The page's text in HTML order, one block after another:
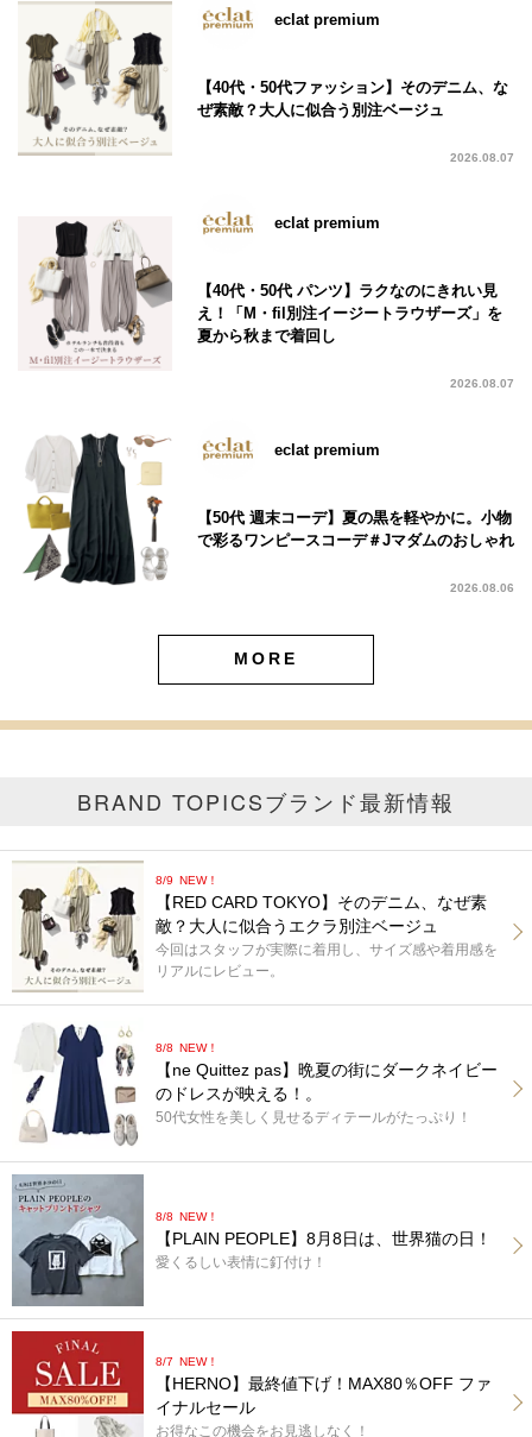
eclat premium
【40代・50代ファッション】そのデニム、な
ぜ素敵？大人に似合う別注ベージュ
2026.08.07
eclat premium
【40代・50代 パンツ】ラクなのにきれい見
え！「M・fil別注イージートラウザーズ」を
夏から秋まで着回し
2026.08.07
eclat premium
【50代 週末コーデ】夏の黒を軽やかに。小物
で彩るワンピースコーデ＃Jマダムのおしゃれ
2026.08.06
MORE
BRAND TOPICSブランド最新情報
8/9 NEW！
【RED CARD TOKYO】そのデニム、なぜ素
敵？大人に似合うエクラ別注ベージュ
今回はスタッフが実際に着用し、サイズ感や着用感を
リアルにレビュー。
8/8 NEW！
【ne Quittez pas】晩夏の街にダークネイビー
のドレスが映える！。
50代女性を美しく見せるディテールがたっぷり！
8/8 NEW！
【PLAIN PEOPLE】8月8日は、世界猫の日！
愛くるしい表情に釘付け！
8/7 NEW！
【HERNO】最終値下げ！MAX80％OFF ファ
イナルセール
お得なこの機会をお見逃しなく！